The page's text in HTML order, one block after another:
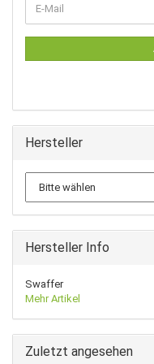
ZUR
NEWSLETTER-
E-
Mail
Hersteller
Hersteller Info
Swaffer
Mehr Artikel
Zuletzt angesehen